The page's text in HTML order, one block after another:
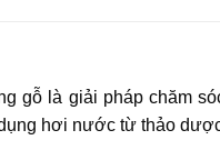
gỗ là giải pháp chăm
hơi nước từ thảo